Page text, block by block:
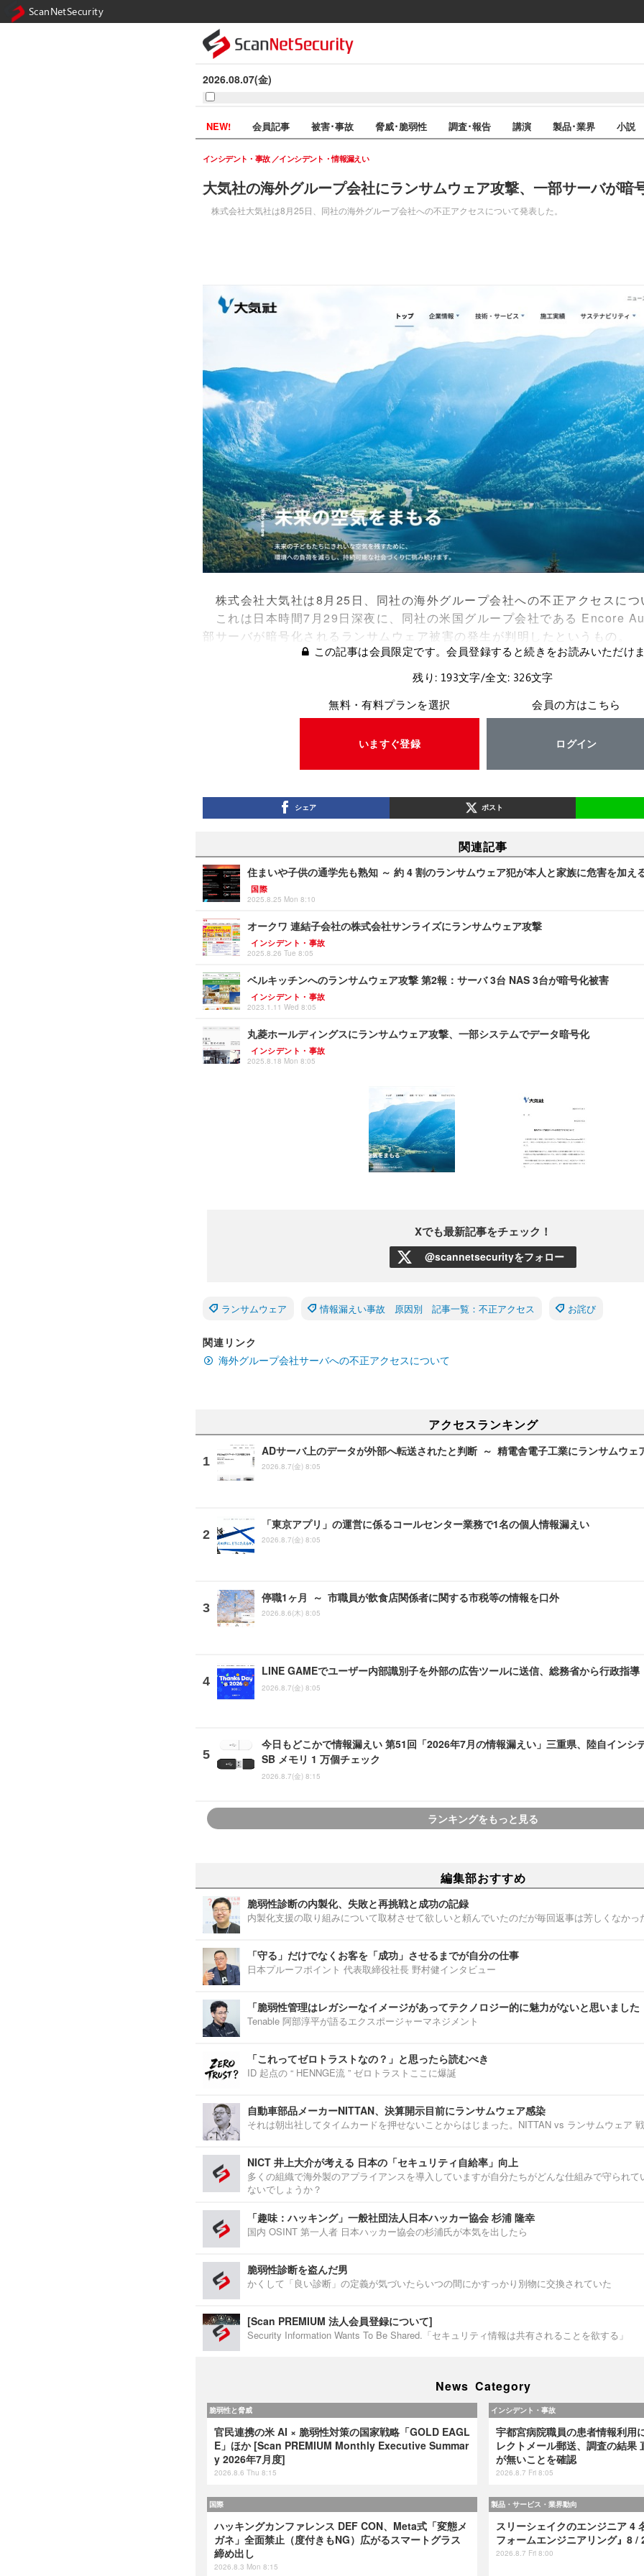
2026.08.07(金)
NEW! 会員記事 被害･事故 脅威･脆弱性 調査･報告 講演 製品･業界 小説
大気社の海外グループ会社にランサムウェア攻撃、一部サーバが暗
株式会社大気社は8月25日、同社の海外グループ会社への不正アクセスについて発表した。
インシデント・事故 インシデント・情報漏えい
株式会社大気社は8月25日、同社の海外グループ会社への不正アクセスにつ
これは日本時間7月29日深夜に、同社の米国グループ会社である Encore
部サーバが暗号化されるランサムウェア被害の発生が判明したというもの。
この記事は会員限定です。会員登録すると続きをお読みいただけま
残り: 193文字/全文: 326文字
無料・有料プランを選択
いますぐ登録
会員の方はこちら
ログイン
シェア ポスト
関連記事
住まいや子供の通学先も熟知 ～ 約 4 割のランサムウェア犯が本人と家族に危害を加え
国際
2025.8.25 Mon 8:10
オークワ 連結子会社の株式会社サンライズにランサムウェア攻撃
インシデント・事故
2025.8.26 Tue 8:05
ベルキッチンへのランサムウェア攻撃 第2報：サーバ 3台 NAS 3台が暗号化被害
インシデント・事故
2023.1.11 Wed 8:05
丸菱ホールディングスにランサムウェア攻撃、一部システムでデータ暗号化
インシデント・事故
2025.8.18 Mon 8:05
Xでも最新記事をチェック！
@scannetsecurityをフォロー
ランサムウェア 情報漏えい事故 原因別 記事一覧：不正アクセス お詫び
関連リンク
海外グループ会社サーバへの不正アクセスについて
アクセスランキング
ADサーバ上のデータが外部へ転送されたと判断 ～ 精電舎電子工業にランサムウェ
2026.8.7(金) 8:05
「東京アプリ」の運営に係るコールセンター業務で1名の個人情報漏えい
2026.8.7(金) 8:05
停職1ヶ月 ～ 市職員が飲食店関係者に関する市税等の情報を口外
2026.8.6(木) 8:05
LINE GAMEでユーザー内部識別子を外部の広告ツールに送信、総務省から行政指導
2026.8.7(金) 8:05
今日もどこかで情報漏えい 第51回「2026年7月の情報漏えい」三重県、陸自インシ
SB メモリ 1 万個チェック
2026.8.7(金) 8:15
ランキングをもっと見る
編集部おすすめ
脆弱性診断の内製化、失敗と再挑戦と成功の記録
内製化支援の取り組みについて取材させて欲しいと頼んでいたのだが毎回返事は芳しくなかっ
「守る」だけでなくお客を「成功」させるまでが自分の仕事
日本プルーフポイント 代表取締役社長 野村健インタビュー
「脆弱性管理はレガシーなイメージがあってテクノロジー的に魅力がないと思いました
Tenable 阿部淳平が語るエクスポージャーマネジメント
「これってゼロトラストなの？」と思ったら読むべき
ID 起点の “ HENNGE流 ” ゼロトラストここに爆誕
自動車部品メーカーNITTAN、決算開示目前にランサムウェア感染
それは朝出社してタイムカードを押せないことからはじまった。NITTAN vs ランサムウェア
NICT 井上大介が考える 日本の「セキュリティ自給率」向上
多くの組織で海外製のアプライアンスを導入していますが自分たちがどんな仕組みで守られ
ないでしょうか？
「趣味：ハッキング」一般社団法人日本ハッカー協会 杉浦 隆幸
国内 OSINT 第一人者 日本ハッカー協会の杉浦氏が本気を出したら
脆弱性診断を盗んだ男
かくして「良い診断」の定義が気づいたらいつの間にかすっかり別物に交換されていた
[Scan PREMIUM 法人会員登録について]
Security Information Wants To Be Shared.「セキュリティ情報は共有されることを欲する」
News Category
脆弱性と脅威
官民連携の米 AI × 脆弱性対策の国家戦略「GOLD EAGL
E」ほか [Scan PREMIUM Monthly Executive Summar
y 2026年7月度]
2026.8.6 Thu 8:15
インシデント・事故
宇都宮病院職員の患者情報利用
レクトメール郵送、調査の結果
が無いことを確認
2026.8.7 Fri 8:05
国際
ハッキングカンファレンス DEF CON、Meta式「変態メ
ガネ」全面禁止（度付きもNG）広がるスマートグラス
締め出し
2026.8.3 Mon 8:15
製品・サービス・業界動向
スリーシェイクのエンジニア 4
フォームエンジニアリング』8 /
2026.8.7 Fri 8:00
ScanNetSecurity